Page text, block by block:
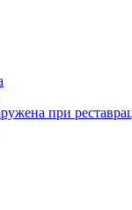
при